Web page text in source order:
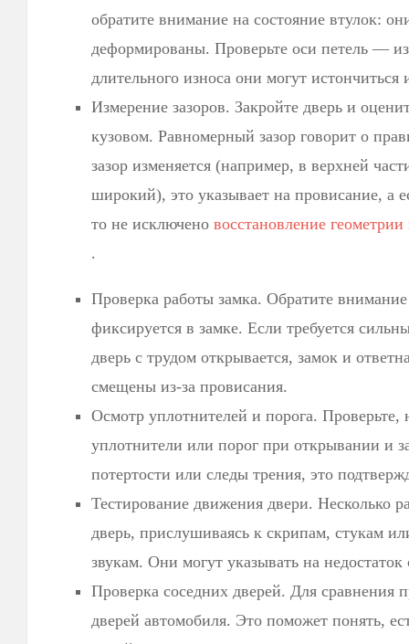
обратите внимание на состояние втулок:
деформированы. Проверьте оси петель —
длительного износа они могут
Измерение зазоров. Закройте дверь и
кузовом. Равномерный зазор говорит о
зазор изменяется (например, в верхней
широкий), это указывает на провисание, а
то не исключено восстановление геометрии
.
Проверка работы замка. Обратите
фиксируется в замке. Если требуется
дверь с трудом открывается, замок и
смещены из-за провисания.
Осмотр уплотнителей и порога. Проверьте,
уплотнители или порог при открывании и
потертости или следы трения, это
Тестирование движения двери. Несколько
дверь, прислушиваясь к скрипам, стукам
звукам. Они могут указывать на
Проверка соседних дверей. Для сравнения
дверей автомобиля. Это поможет понять,